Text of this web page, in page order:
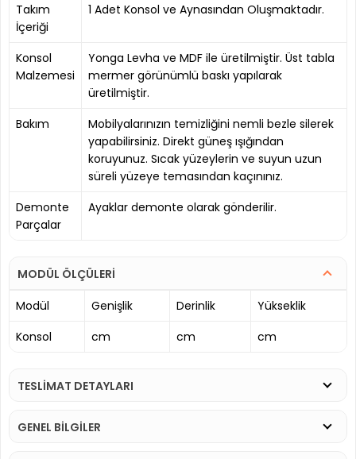
Takım
İçeriği
1 Adet Konsol ve Aynasından Oluşmaktadır.
Konsol
Malzemesi
Yonga Levha ve MDF ile üretilmiştir. Üst tabla
mermer görünümlü baskı yapılarak
üretilmiştir.
Bakım
Mobilyalarınızın temizliğini nemli bezle silerek
yapabilirsiniz. Direkt güneş ışığından
koruyunuz. Sıcak yüzeylerin ve suyun uzun
süreli yüzeye temasından kaçınınız.
Demonte
Parçalar
Ayaklar demonte olarak gönderilir.
MODÜL ÖLÇÜLERİ
Modül
Genişlik Derinlik
Yükseklik
Konsol
cm cm cm
TESLİMAT DETAYLARI
GENEL BİLGİLER